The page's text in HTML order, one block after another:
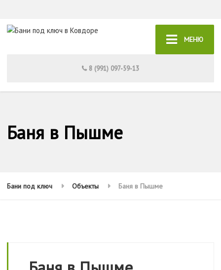
МЕНЮ
8 (991) 097-59-13
Баня в Пышме
Бани под ключ Объекты Баня в Пышме